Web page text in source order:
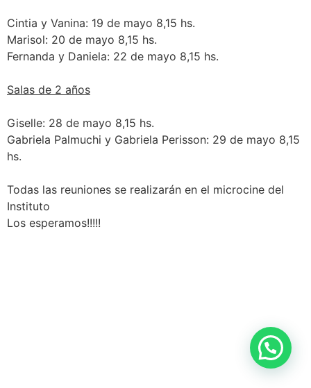
Cintia y Vanina: 19 de mayo 8,15 hs.
Marisol: 20 de mayo 8,15 hs.
Fernanda y Daniela: 22 de mayo 8,15 hs.
Salas de 2 años
Giselle: 28 de mayo 8,15 hs.
Gabriela Palmuchi y Gabriela Perisson: 29 de mayo 8,15
hs.
Todas las reuniones se realizarán en el microcine del
Instituto
Los esperamos!!!!!